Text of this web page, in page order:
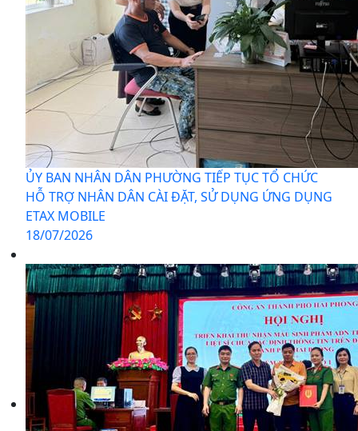
ỦY BAN NHÂN DÂN PHƯỜNG TIẾP TỤC TỔ CHỨC
HỖ TRỢ NHÂN DÂN CÀI ĐẶT, SỬ DỤNG ỨNG DỤNG
ETAX MOBILE
18/07/2026